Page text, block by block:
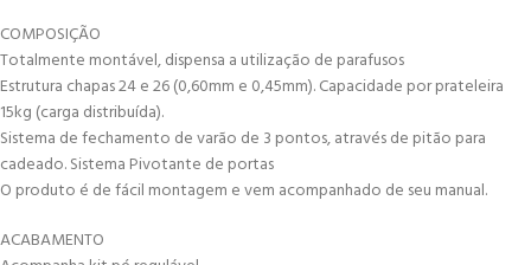
COMPOSIÇÃO
Totalmente montável, dispensa a utilização de parafusos
Estrutura chapas 24 e 26 (0,60mm e 0,45mm). Capacidade por prateleira
15kg (carga distribuída).
Sistema de fechamento de varão de 3 pontos, através de pitão para
cadeado. Sistema Pivotante de portas
O produto é de fácil montagem e vem acompanhado de seu manual.
ACABAMENTO